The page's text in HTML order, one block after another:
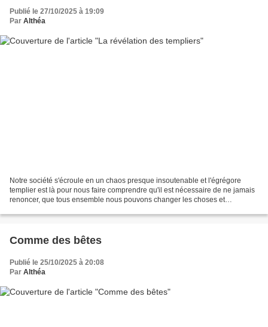
Publié le 27/10/2025 à 19:09
Par Althéa
Notre société s'écroule en un chaos presque insoutenable et l'égrégore
templier est là pour nous faire comprendre qu'il est nécessaire de ne jamais
renoncer, que tous ensemble nous pouvons changer les choses et
Comme des bêtes
Publié le 25/10/2025 à 20:08
Par Althéa